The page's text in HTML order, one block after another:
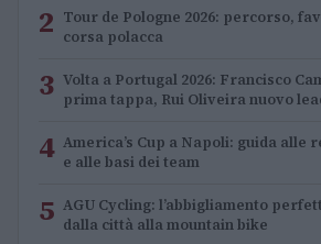
2 Tour de Pologne 2026: percorso,
corsa polacca
3 Volta a Portugal 2026: Francisco
prima tappa, Rui Oliveira nuovo
4 America’s Cup a Napoli: guida alle
e alle basi dei team
5 AGU Cycling: l’abbigliamento
dalla città alla mountain bike